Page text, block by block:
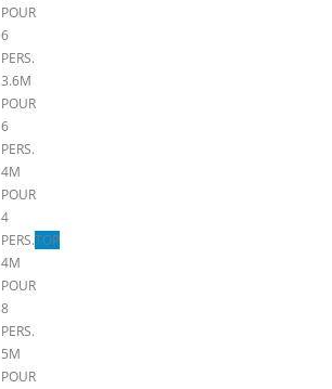
POUR
6
PERS.
3.6M
POUR
6
PERS.
4M
POUR
4
PERS.TOP
4M
POUR
8
PERS.
5M
POUR